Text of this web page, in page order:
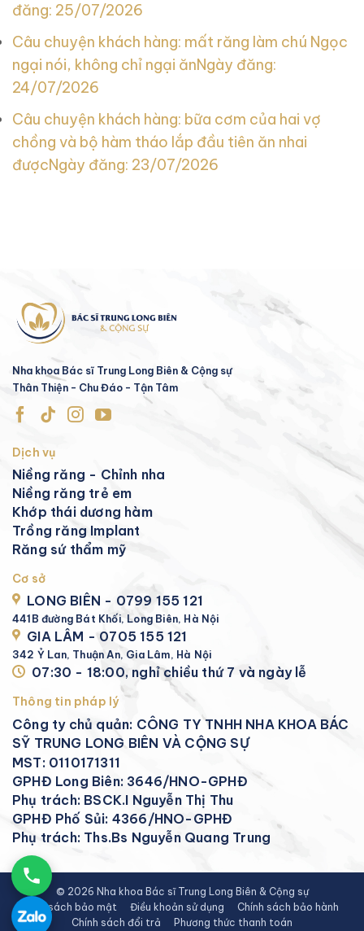
đăng: 25/07/2026
Câu chuyện khách hàng: mất răng làm chú Ngọc
ngại nói, không chỉ ngại ănNgày đăng:
24/07/2026
Câu chuyện khách hàng: bữa cơm của hai vợ
chồng và bộ hàm tháo lắp đầu tiên ăn nhai
đượcNgày đăng: 23/07/2026
Nha khoa Bác sĩ Trung Long Biên & Cộng sự
Thân Thiện - Chu Đáo - Tận Tâm
Dịch vụ
Niềng răng - Chỉnh nha
Niềng răng trẻ em
Khớp thái dương hàm
Trồng răng Implant
Răng sứ thẩm mỹ
Cơ sở
LONG BIÊN - 0799 155 121
441B đường Bát Khối, Long Biên, Hà Nội
GIA LÂM - 0705 155 121
342 Ỷ Lan, Thuận An, Gia Lâm, Hà Nội
07:30 - 18:00, nghỉ chiều thứ 7 và ngày lễ
Thông tin pháp lý
Công ty chủ quản: CÔNG TY TNHH NHA KHOA BÁC
SỸ TRUNG LONG BIÊN VÀ CỘNG SỰ
MST: 0110171311
GPHĐ Long Biên: 3646/HNO-GPHĐ
Phụ trách: BSCK.I Nguyễn Thị Thu
GPHĐ Phố Sủi: 4366/HNO-GPHĐ
Phụ trách: Ths.Bs Nguyễn Quang Trung
© 2026 Nha khoa Bác sĩ Trung Long Biên & Cộng sự
Chính sách bảo mật
Điều khoản sử dụng
Chính sách bảo hành
Chính sách đổi trả
Phương thức thanh toán